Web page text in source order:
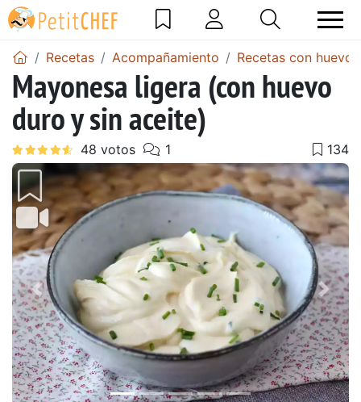
Recetas Acompañamiento Recetas con huevo
Mayonesa ligera (con huevo
duro y sin aceite)
Anterior